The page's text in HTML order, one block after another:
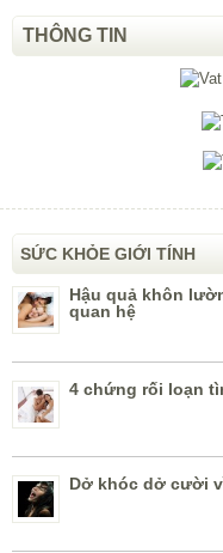
THÔNG TIN
SỨC KHỎE GIỚI TÍNH
Hậu quả khôn
quan hệ
4 chứng rối loạn
Dở khóc dở cười